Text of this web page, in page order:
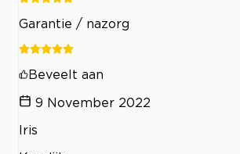
Garantie / nazorg
Beveelt aan
9 November 2022
Iris